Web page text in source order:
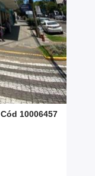
Cód 10006457